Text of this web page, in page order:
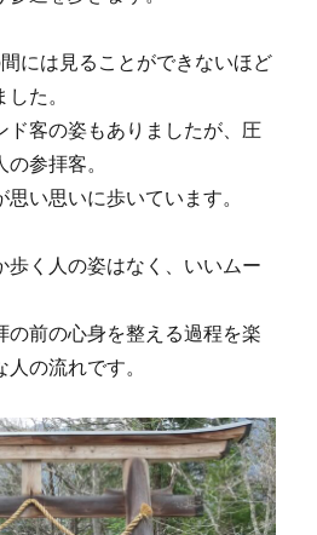
には見ることができないほど
た。
ド客の姿もありましたが、圧
参拝客。
い思いに歩いています。
歩く人の姿はなく、いいムー
の前の心身を整える過程を楽
の流れです。